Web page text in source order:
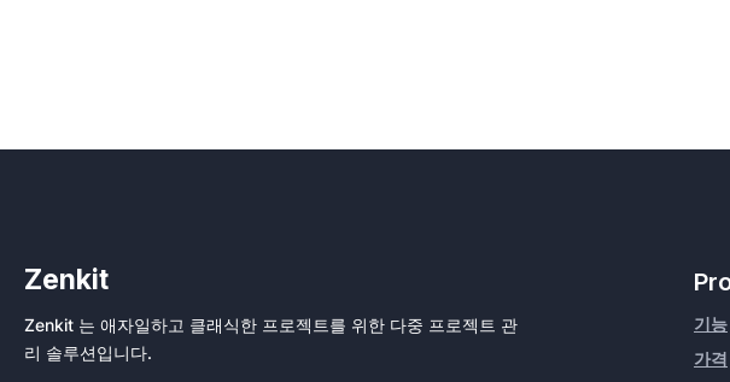
Zenkit
Zenkit 는 애자일하고 클래식한 프로젝트를 위한 다중 프로젝트 관
리 솔루션입니다.
기능
가격